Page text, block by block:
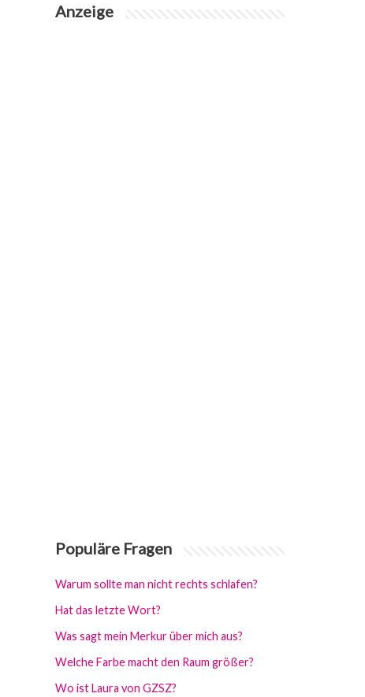
Anzeige
Populäre Fragen
Warum sollte man nicht rechts schlafen?
Hat das letzte Wort?
Was sagt mein Merkur über mich aus?
Welche Farbe macht den Raum größer?
Wo ist Laura von GZSZ?